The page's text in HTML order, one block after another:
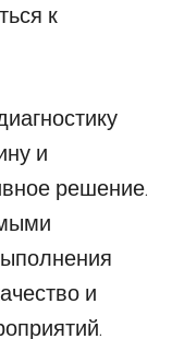
к
и
решение.
и